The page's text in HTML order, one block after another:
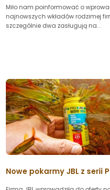
Miło nam poinformować o
najnowszych wkładów rodzimej
szczególnie dwa zasługują na...
Nowe pokarmy JBL z serii